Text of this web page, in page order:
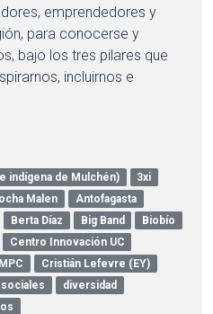
emprendedores y
para conocerse y
bajo los tres pilares que
incluirnos e
indígena de Mulchén)
3xi
Malen
Antofagasta
Berta Díaz Big Band
Biobío
Centro Innovación UC
Cristián Lefevre (EY)
diversidad